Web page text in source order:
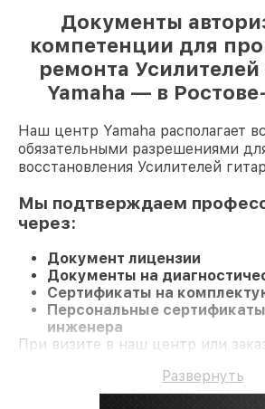
Документы
компетенции для
ремонта
Yamaha — в
Наш центр Yamaha располагает
обязательными разрешениями
восстановления Усилителей
Мы подтверждаем
через:
Документ лицензии
Документы на
Сертификаты на
Персональные
инженера
При визите в наш центр или
ремонт и гарантию на все работы
комплектующие.
Развернуть